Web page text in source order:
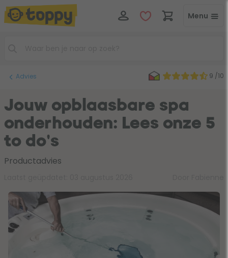
Menu
Advies 9 /10
Jouw opblaasbare spa
onderhouden: Lees onze 5
to do's
Productadvies